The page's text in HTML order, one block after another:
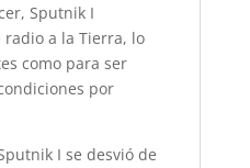
Sputnik I
a la Tierra, lo
como para ser
por
I se desvió de